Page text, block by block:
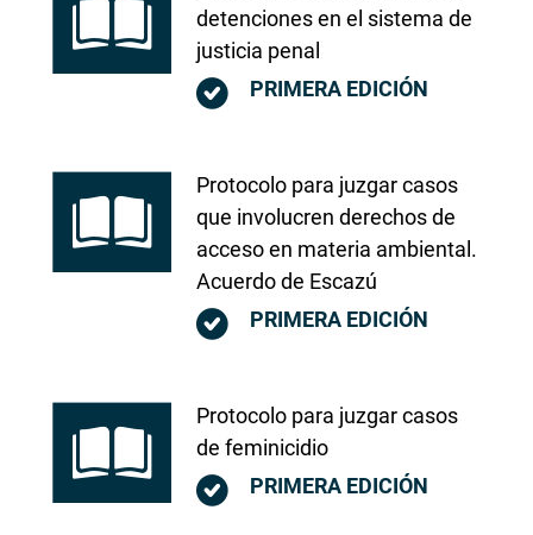
detenciones en el sistema de
justicia penal
PRIMERA EDICIÓN
Protocolo para juzgar casos
que involucren derechos de
acceso en materia ambiental.
Acuerdo de Escazú
PRIMERA EDICIÓN
Protocolo para juzgar casos
de feminicidio
PRIMERA EDICIÓN